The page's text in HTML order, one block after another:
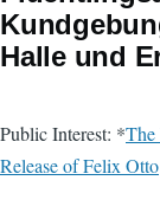
Halle und
Public Interest: *The
Release of Felix Otto